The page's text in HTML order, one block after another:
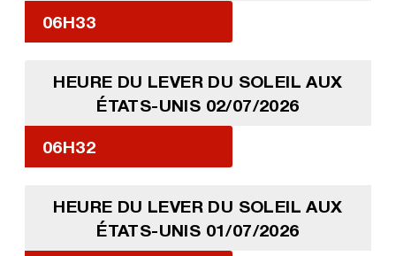
06H33
HEURE DU LEVER DU SOLEIL AUX
ÉTATS-UNIS 02/07/2026
06H32
HEURE DU LEVER DU SOLEIL AUX
ÉTATS-UNIS 01/07/2026